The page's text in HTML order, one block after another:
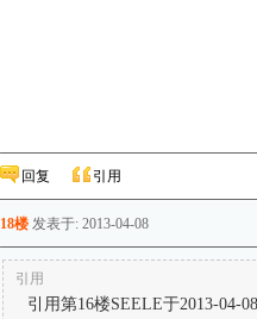
回复 引用
18楼 发表于: 2013-04-08
引用
引用第16楼SEELE于2013-04-